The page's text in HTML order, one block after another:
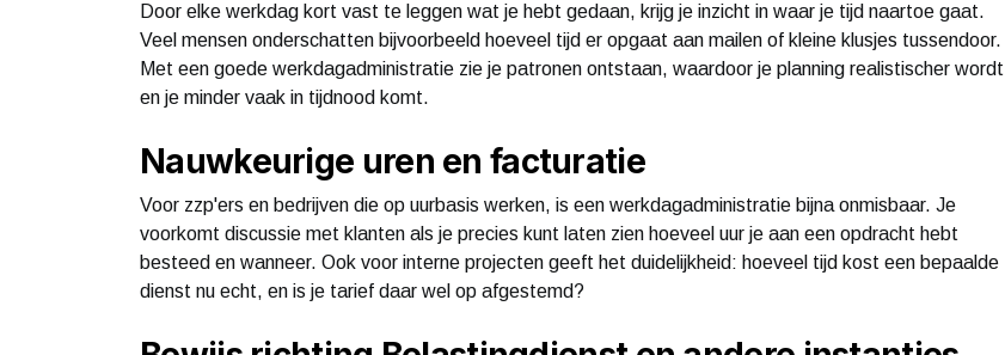
Door elke werkdag kort vast te leggen wat je hebt gedaan, krijg je inzicht in waar je tijd naartoe gaat.
Veel mensen onderschatten bijvoorbeeld hoeveel tijd er opgaat aan mailen of kleine klusjes tussendoor.
Met een goede werkdagadministratie zie je patronen ontstaan, waardoor je planning realistischer wordt
en je minder vaak in tijdnood komt.
Nauwkeurige uren en facturatie
Voor zzp'ers en bedrijven die op uurbasis werken, is een werkdagadministratie bijna onmisbaar. Je
voorkomt discussie met klanten als je precies kunt laten zien hoeveel uur je aan een opdracht hebt
besteed en wanneer. Ook voor interne projecten geeft het duidelijkheid: hoeveel tijd kost een bepaalde
dienst nu echt, en is je tarief daar wel op afgestemd?